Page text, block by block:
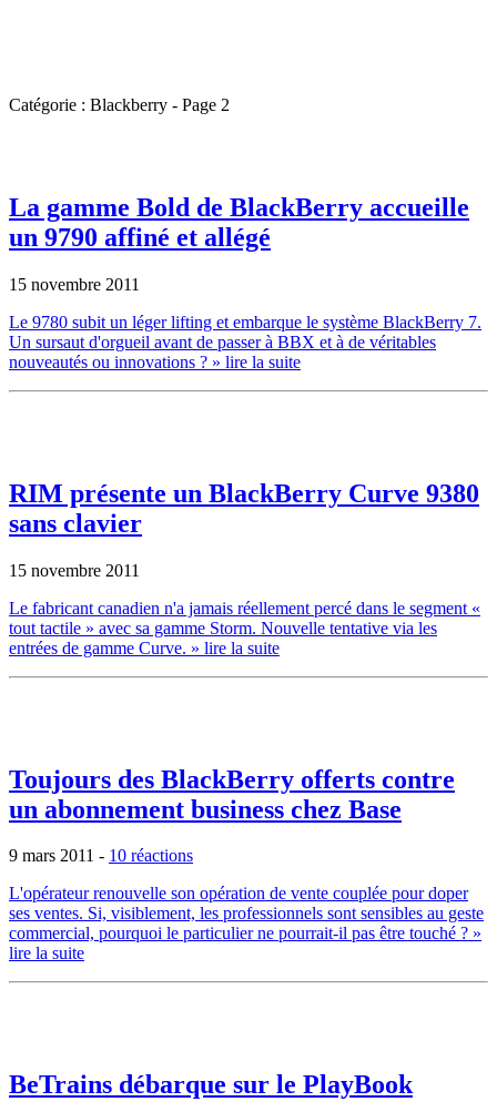
Catégorie : Blackberry - Page 2
La gamme Bold de BlackBerry accueille
un 9790 affiné et allégé
15 novembre 2011
Le 9780 subit un léger lifting et embarque le système BlackBerry 7.
Un sursaut d'orgueil avant de passer à BBX et à de véritables
nouveautés ou innovations ? » lire la suite
RIM présente un BlackBerry Curve 9380
sans clavier
15 novembre 2011
Le fabricant canadien n'a jamais réellement percé dans le segment «
tout tactile » avec sa gamme Storm. Nouvelle tentative via les
entrées de gamme Curve. » lire la suite
Toujours des BlackBerry offerts contre
un abonnement business chez Base
9 mars 2011 - 10 réactions
L'opérateur renouvelle son opération de vente couplée pour doper
ses ventes. Si, visiblement, les professionnels sont sensibles au geste
commercial, pourquoi le particulier ne pourrait-il pas être touché ? »
lire la suite
BeTrains débarque sur le PlayBook